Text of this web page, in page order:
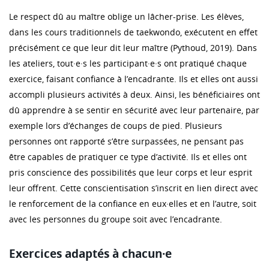
Le respect dû au maître oblige un lâcher-prise. Les élèves,
dans les cours traditionnels de taekwondo, exécutent en effet
précisément ce que leur dit leur maître (Pythoud, 2019). Dans
les ateliers, tout·e·s les participant·e·s ont pratiqué chaque
exercice, faisant confiance à l’encadrante. Ils et elles ont aussi
accompli plusieurs activités à deux. Ainsi, les bénéficiaires ont
dû apprendre à se sentir en sécurité avec leur partenaire, par
exemple lors d’échanges de coups de pied. Plusieurs
personnes ont rapporté s’être surpassées, ne pensant pas
être capables de pratiquer ce type d’activité. Ils et elles ont
pris conscience des possibilités que leur corps et leur esprit
leur offrent. Cette conscientisation s’inscrit en lien direct avec
le renforcement de la confiance en eux·elles et en l’autre, soit
avec les personnes du groupe soit avec l’encadrante.
Exercices adaptés à chacun·e